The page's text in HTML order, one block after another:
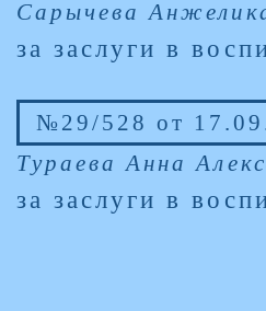
Сарычева
за заслуги в
№29/528 от
Тураева Анна
за заслуги в